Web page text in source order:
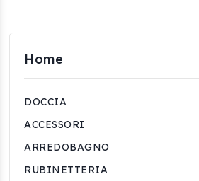
Home
DOCCIA
ACCESSORI
ARREDOBAGNO
RUBINETTERIA